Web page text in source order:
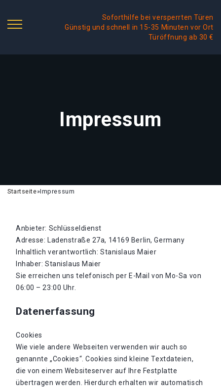
Soforthilfe bei versperrten Türen
Günstig und schnell in 15-35 Minuten vor Ort
Türöffnung ab 30 €
Impressum
Startseite»Impressum
Anbieter: Schlüsseldienst
Adresse: Ladenstraße 27a, 14169 Berlin, Germany
Inhaltlich verantwortlich: Stanislaus Maier
Inhaber: Stanislaus Maier
Sie erreichen uns telefonisch per E-Mail von Mo-Sa von
06:00 – 23:00 Uhr.
Datenerfassung
Cookies
Wie viele andere Webseiten verwenden wir auch so
genannte „Cookies“. Cookies sind kleine Textdateien,
die von einem Websiteserver auf Ihre Festplatte
übertragen werden. Hierdurch erhalten wir automatisch